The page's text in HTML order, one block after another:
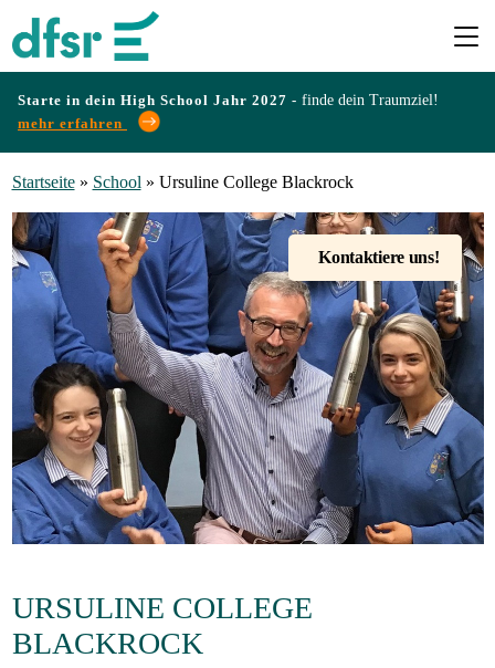
Starte in dein High School Jahr 2027 - finde dein Traumziel!
mehr erfahren
Programme
Infos
Erfahrungen
Preise
Gastfamilie
Startseite» School» Ursuline College Blackrock
Kontaktiere uns!
URSULINE COLLEGE
BLACKROCK